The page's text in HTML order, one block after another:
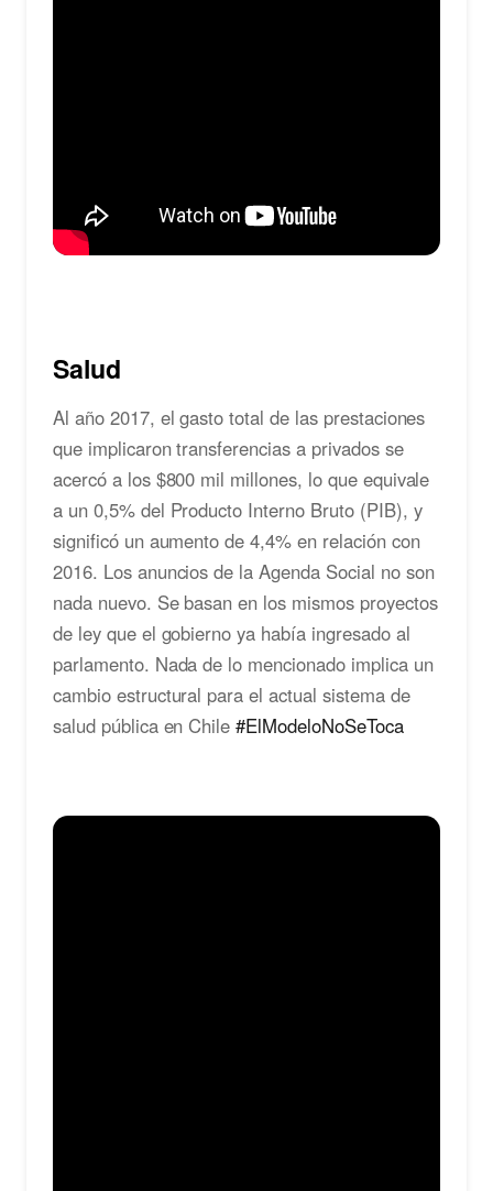
Salud
Al año 2017, el gasto total de las prestaciones
que implicaron transferencias a privados se
acercó a los $800 mil millones, lo que equivale
a un 0,5% del Producto Interno Bruto (PIB), y
significó un aumento de 4,4% en relación con
2016. Los anuncios de la Agenda Social no son
nada nuevo. Se basan en los mismos proyectos
de ley que el gobierno ya había ingresado al
parlamento. Nada de lo mencionado implica un
cambio estructural para el actual sistema de
salud pública en Chile#ElModeloNoSeToca